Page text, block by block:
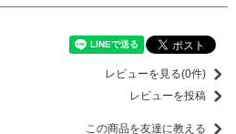
レビューを見る(0件)
レビューを投稿
この商品を友達に教える